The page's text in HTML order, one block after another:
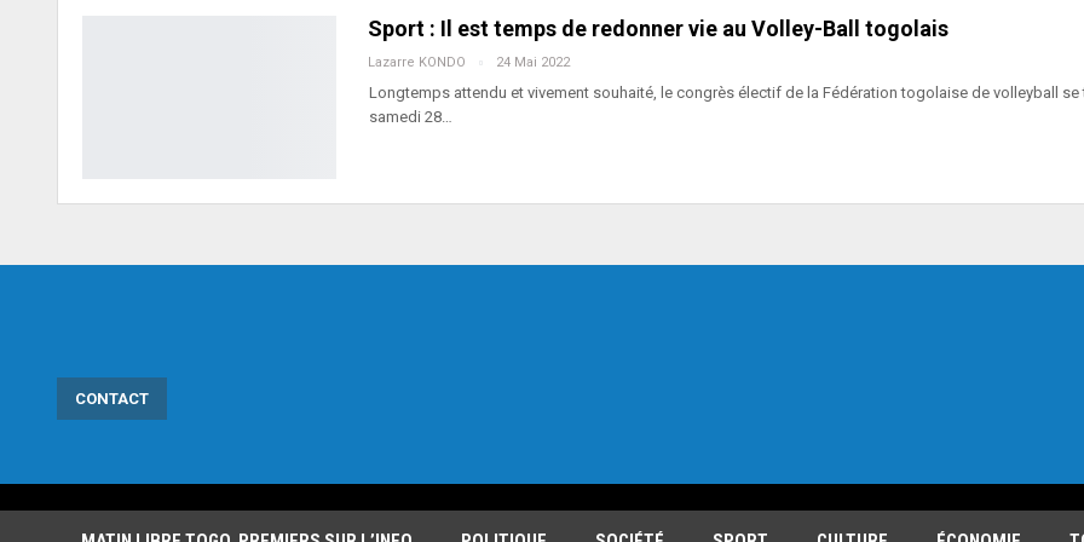
Sport : Il est temps de redonner vie au Volley-Ball togolais
Lazarre KONDO 24 Mai 2022
Longtemps attendu et vivement souhaité, le congrès électif de la Fédération togolaise de volleyball se
samedi 28…
CONTACT